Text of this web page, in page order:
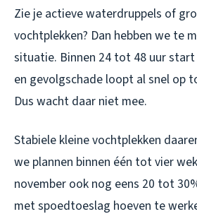
Zie je actieve waterdruppels of
vochtplekken? Dan hebben we te
situatie. Binnen 24 tot 48 uur
en gevolgschade loopt al snel op
Dus wacht daar niet mee.
Stabiele kleine vochtplekken
we plannen binnen één tot vier
november ook nog eens 20 tot
met spoedtoeslag hoeven te